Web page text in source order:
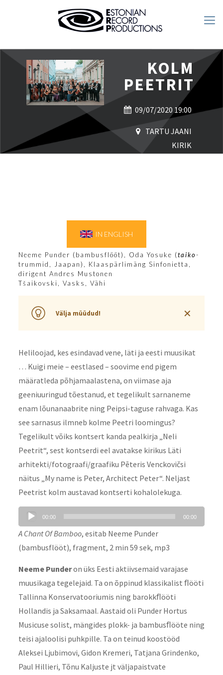
KOLM
PEETRIT
09/07/2020 19:00
TARTU JAANI
KIRIK
IN ENGLISH
Neeme Punder (bambusflööt), Oda Yosuke (taiko-
trummid, Jaapan), Klaaspärlimäng Sinfonietta,
dirigent Andres Mustonen
Tšaikovski, Vasks, Vähi
Välja müüdud! ✕
Heliloojad, kes esindavad vene, läti ja eesti muusikat
… Kuigi meie – eestlased – soovime end pigem
määratleda põhjamaalastena, on viimase aja
geeniuuringud tõestanud, et tegelikult sarnaneme
enam lõunanaabrite ning Peipsi-taguse rahvaga. Kas
see sarnasus ilmneb kolme Peetri loomingus?
Tegelikult võiks kontsert kanda pealkirja „Neli
Peetrit“, sest kontserdi eel avatakse kirikus Läti
arhitekti/fotograafi/graafiku Pēteris Venckovičsi
näitus „My name is Peter, Architect Peter“. Neljast
Peetrist kolm austavad kontserti kohalolekuga.
Audio
Player
00:00 00:00
A Chant Of Bamboo, esitab Neeme Punder
(bambusflööt), fragment, 2 min 59 sek, mp3
Neeme Punderon üks Eesti aktiivsemaid varajase
muusikaga tegelejaid. Ta on õppinud klassikalist ﬂööti
Tallinna Konservatooriumis ning barokkﬂööti
Hollandis ja Saksamaal. Aastaid oli Punder Hortus
Musicuse solist, mängides plokk- ja bambusﬂööte ning
teisi ajaloolisi puhkpille. Ta on teinud koostööd
Aleksei Ljubimovi, Gidon Kremeri, Tatjana Grindenko,
Paul Hillieri, Tõnu Kaljuste jt väljapaistvate